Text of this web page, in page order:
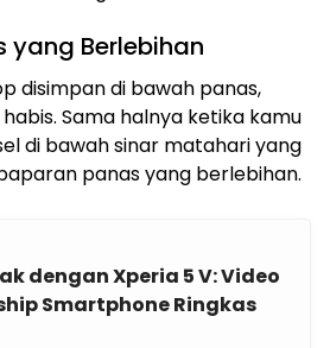
yang Berlebihan
disimpan di bawah panas,
Sama halnya ketika kamu
di bawah sinar matahari yang
panas yang berlebihan.
dengan Xperia 5 V: Video
Smartphone Ringkas